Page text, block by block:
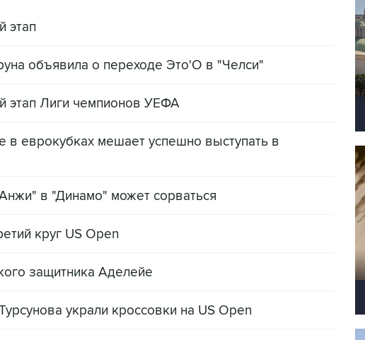
этап
объявила о переходе Это'О в "Челси"
этап Лиги чемпионов УЕФА
в еврокубках мешает успешно выступать в
в "Динамо" может сорваться
круг US Open
защитника Аделейе
украли кроссовки на US Open